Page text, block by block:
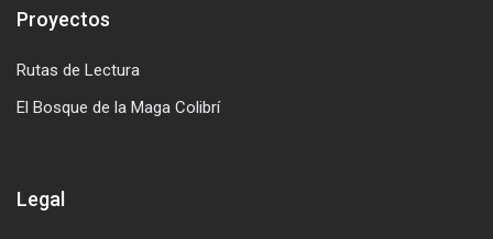
Salta Proyectos
Proyectos
Rutas de Lectura
El Bosque de la Maga Colibrí
Salta Legal
Legal